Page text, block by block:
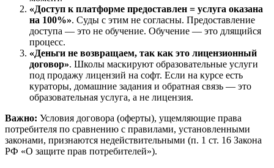
«Доступ к платформе предоставлен = услуга оказана
на 100%». Суды с этим не согласны. Предоставление
доступа — это не обучение. Обучение — это длящийся
процесс.
«Деньги не возвращаем, так как это лицензионный
договор». Школы маскируют образовательные услуги
под продажу лицензий на софт. Если на курсе есть
кураторы, домашние задания и обратная связь — это
образовательная услуга, а не лицензия.
Важно: Условия договора (оферты), ущемляющие права
потребителя по сравнению с правилами, установленными
законами, признаются недействительными (п. 1 ст. 16 Закона
РФ «О защите прав потребителей»).